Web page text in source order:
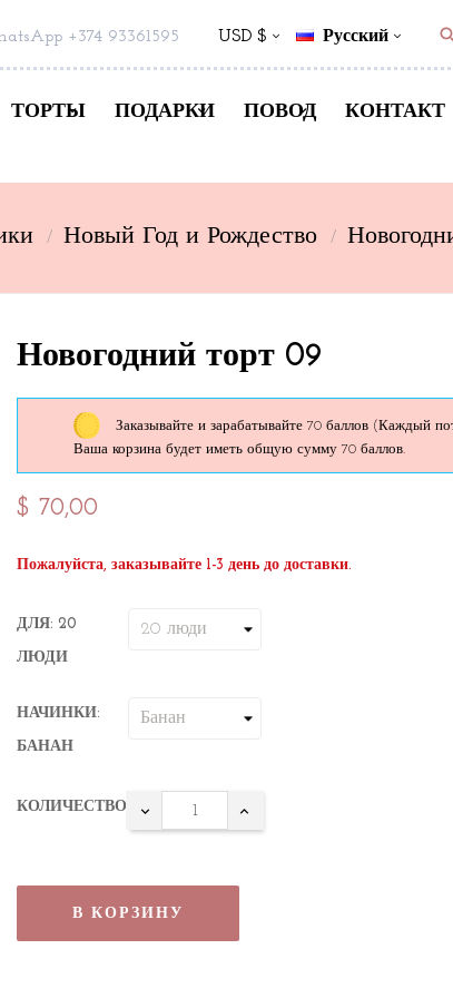
+374 93361595 USD $ Русский
ТОРТЫ ПОДАРКИ ПОВОД КОНТАКТ
Новый Год и Рождество
Новогодний торт 09
Заказывайте и зарабатывайте 70 баллов (Каждый
Ваша корзина будет иметь общую сумму 70 баллов.
$ 70,00
Пожалуйста, заказывайте 1-3 день до доставки.
ДЛЯ: 20
ЛЮДИ
НАЧИНКИ:
БАНАН
КОЛИЧЕСТВО
В КОРЗИНУ